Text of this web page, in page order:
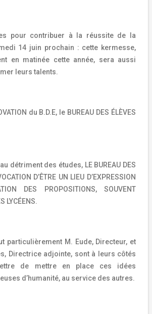
pour contribuer à la réussite de la
14 juin prochain : cette kermesse,
en matinée cette année, sera aussi
leurs talents.
du B.D.E, le BUREAU DES ÉLÈVES
détriment des études, LE BUREAU DES
D’ÊTRE UN LIEU D’EXPRESSION
DES PROPOSITIONS, SOUVENT
LYCÉENS.
particulièrement M. Eude, Directeur, et
Directrice adjointe, sont à leurs côtés
de mettre en place ces idées
d’humanité, au service des autres.